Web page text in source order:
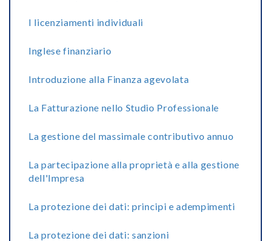
I licenziamenti individuali
Inglese finanziario
Introduzione alla Finanza agevolata
La Fatturazione nello Studio Professionale
La gestione del massimale contributivo annuo
La partecipazione alla proprietà e alla gestione
dell'Impresa
La protezione dei dati: principi e adempimenti
La protezione dei dati: sanzioni